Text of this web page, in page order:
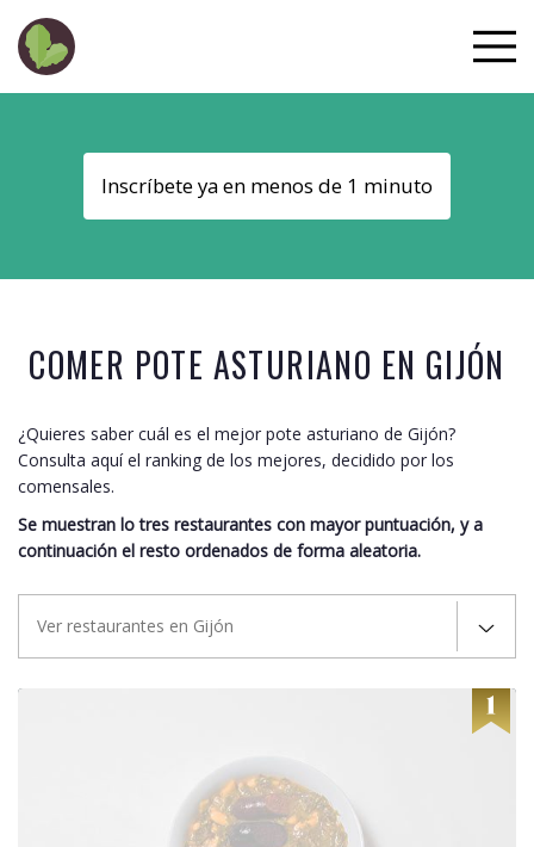
Inscríbete ya en menos de 1 minuto
COMER POTE ASTURIANO EN GIJÓN
¿Quieres saber cuál es el mejor pote asturiano de Gijón?
Consulta aquí el ranking de los mejores, decidido por los
comensales.
Se muestran lo tres restaurantes con mayor puntuación, y a
continuación el resto ordenados de forma aleatoria.
Ver restaurantes en Gijón